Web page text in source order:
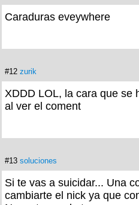
Caraduras eveywhere
#12 zurik
XDDD LOL, la cara que se
al ver el coment
#13 soluciones
Si te vas a suicidar... Una
cambiarte el nick ya que